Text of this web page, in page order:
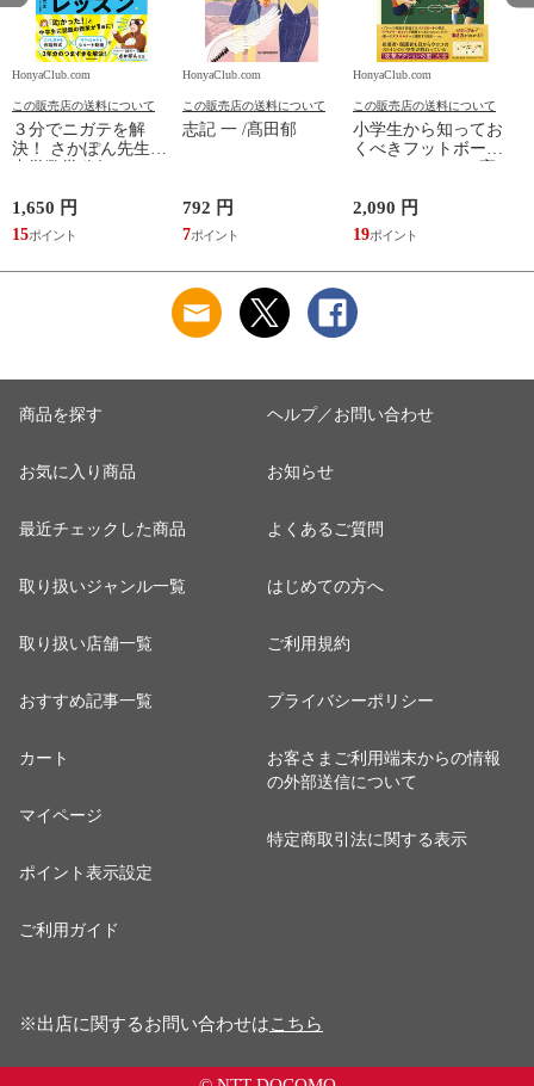
HonyaClub.com
この販売店の送料について
３分でニガテを解
決！ さかぽん先生の
1,650 円
15
HonyaClub.com
この販売店の送料について
志記 一 /髙田郁
792 円
7
HonyaClub.com
この販売店の送料について
小学生から知ってお
くべきフットボール
2,090 円
19
商品を探す
お気に入り商品
最近チェックした商品
取り扱いジャンル一覧
取り扱い店舗一覧
おすすめ記事一覧
カート
マイページ
ポイント表示設定
ご利用ガイド
ヘルプ／お問い合わせ
お知らせ
よくあるご質問
はじめての方へ
ご利用規約
プライバシーポリシー
お客さまご利用端末からの情報
の外部送信について
特定商取引法に関する表示
※出店に関するお問い合わせはこちら